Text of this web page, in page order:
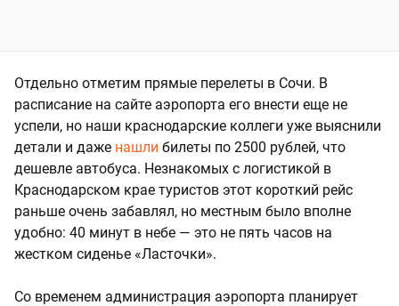
Отдельно отметим прямые перелеты в Сочи. В
расписание на сайте аэропорта его внести еще не
успели, но наши краснодарские коллеги уже выяснили
детали и даже нашли билеты по 2500 рублей, что
дешевле автобуса. Незнакомых с логистикой в
Краснодарском крае туристов этот короткий рейс
раньше очень забавлял, но местным было вполне
удобно: 40 минут в небе — это не пять часов на
жестком сиденье «Ласточки».
Со временем администрация аэропорта планирует